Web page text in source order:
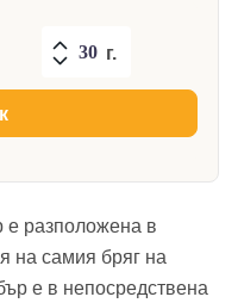
г.
е разположена в
на самия бряг на
е в непосредствена